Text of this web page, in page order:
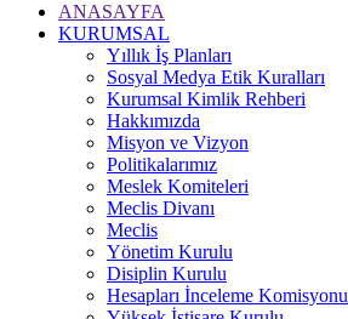
ANASAYFA
KURUMSAL
Yıllık İş Planları
Sosyal Medya Etik Kuralları
Kurumsal Kimlik Rehberi
Hakkımızda
Misyon ve Vizyon
Politikalarımız
Meslek Komiteleri
Meclis Divanı
Meclis
Yönetim Kurulu
Disiplin Kurulu
Hesapları İnceleme Komisyonu